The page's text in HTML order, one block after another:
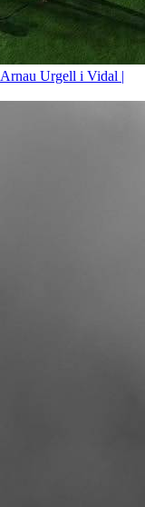
Arnau Urgell i Vidal |